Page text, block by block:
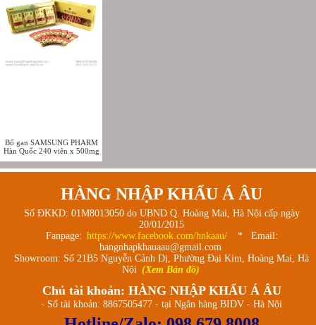
Bổ gan SAMSUNG PHARM
Hàn Quốc 240 viên x 500mg
HÀNG NHẬP KHẨU Á ÂU
Số ĐKKD: 01M8013050 do UBND Q. Hoàng Mai, Hà Nội cấp ngày
20/01/2015
Fanpage: https://www.facebook.com/hnkaau/
* Email:
hangnhapkhauaau@gmail.com
Showroom: Số 21B5 Nguyễn Cảnh Dị, Phường Đại Kim, Hoàng Mai, Hà
Nội (Xem Bản đồ)
Chủ tài khoản: HÀNG NHẬP KHẨU Á ÂU
- Số tài khoản: 8867505477 - tại Ngân hàng BIDV - Hà Nội